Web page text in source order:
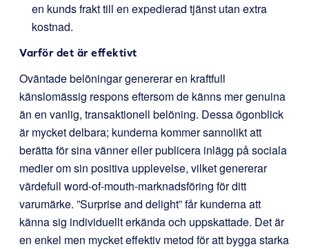
en kunds frakt till en expedierad tjänst utan extra
kostnad.
Varför det är effektivt
Oväntade belöningar genererar en kraftfull
känslomässig respons eftersom de känns mer genuina
än en vanlig, transaktionell belöning. Dessa ögonblick
är mycket delbara; kunderna kommer sannolikt att
berätta för sina vänner eller publicera inlägg på sociala
medier om sin positiva upplevelse, vilket genererar
värdefull word-of-mouth-marknadsföring för ditt
varumärke. ”Surprise and delight” får kunderna att
känna sig individuellt erkända och uppskattade. Det är
en enkel men mycket effektiv metod för att bygga starka